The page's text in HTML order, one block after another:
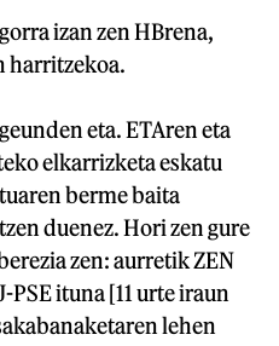
izan zen HBrena,
harritzekoa.
eta. ETAren eta
elkarrizketa eskatu
berme baita
duenez. Hori zen gure
zen: aurretik ZEN
ituna [11 urte iraun
lehen